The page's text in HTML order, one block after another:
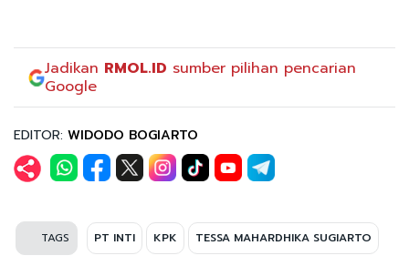
Jadikan RMOL.ID sumber pilihan pencarian
Google
EDITOR: WIDODO BOGIARTO
TAGS PT INTI KPK TESSA MAHARDHIKA SUGIARTO